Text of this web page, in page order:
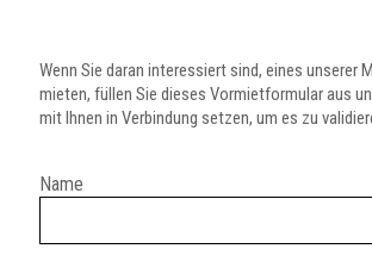
Wenn Sie daran interessiert sind, eines unserer
mieten, füllen Sie dieses Vormietformular aus
mit Ihnen in Verbindung setzen, um es zu
Name